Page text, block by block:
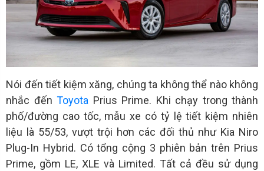
Nói đến tiết kiệm xăng, chúng ta không thể nào không
nhắc đến Toyota Prius Prime. Khi chạy trong thành
phố/đường cao tốc, mẫu xe có tỷ lệ tiết kiệm nhiên
liệu là 55/53, vượt trội hơn các đối thủ như Kia Niro
Plug-In Hybrid. Có tổng cộng 3 phiên bản trên Prius
Prime, gồm LE, XLE và Limited. Tất cả đều sử dụng